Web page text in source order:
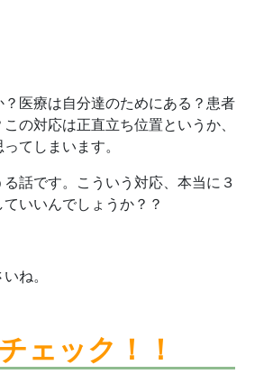
医療は自分達のためにある？患者
の対応は正直立ち位置というか、
てしまいます。
話です。こういう対応、本当に３
いいんでしょうか？？
ね。
ェック！！